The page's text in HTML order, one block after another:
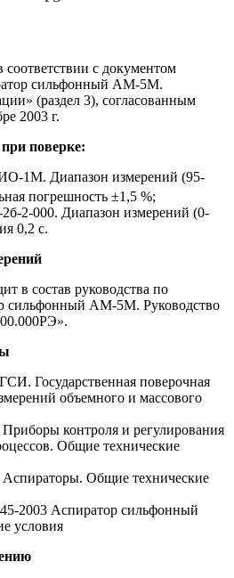
соответствии с документом
сильфонный АМ-5М.
(раздел 3), согласованным
2003 г.
поверке:
1М. Диапазон измерений (95-
погрешность ±1,5 %;
2-000. Диапазон измерений (0-
0,2 с.
в состав руководства по
сильфонный АМ-5М. Руководство
Государственная поверочная
объемного и массового
контроля и регулирования
Общие технические
Общие технические
2003 Аспиратор сильфонный
условия